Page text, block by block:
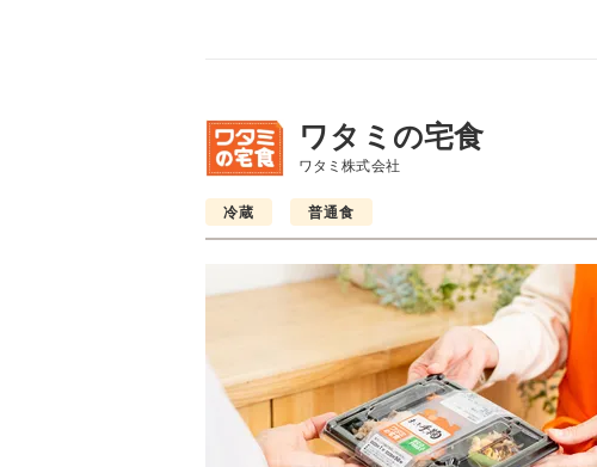
ワタミの宅食
ワタミ株式会社
冷蔵 普通食